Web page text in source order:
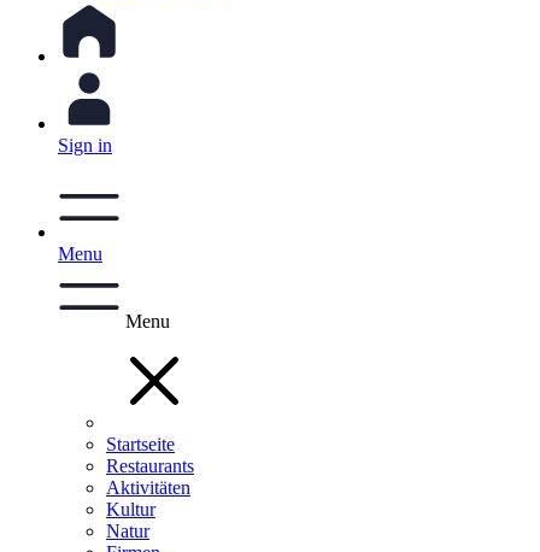
Sign in
Menu
Menu
Startseite
Restaurants
Aktivitäten
Kultur
Natur